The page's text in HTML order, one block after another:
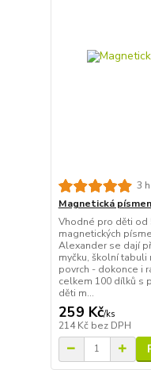
3
Magnetická
Vhodné pro děti od
magnetických
Alexander se dají
myčku, školní
povrch - dokonce i
celkem 100 dílků s
děti m...
259 Kč/ks
214 Kč bez DPH